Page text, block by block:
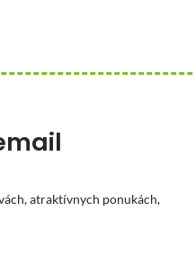
atraktívnych ponukách,